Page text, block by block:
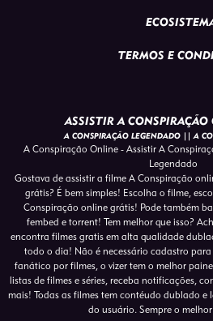
TERMOS E
ASSISTIR A
A CONSPIRAÇÃO LEGENDADO || A
A Conspiração Online - Assistir A
Legendado
Gostava de assistir a filme A Conspiração
grátis? É bem simples! Escolha o filme,
Conspiração online grátis! Pode também
fembed e torrent! Tem melhor que isso?
encontra filmes gratis em alta qualidade
todo o dia! Não é necessário cadastro para
fanático por filmes, o vizer tem o melhor
listas de filmes e séries, receba notificações,
mais! Todas as filmes tem contéudo dublado e
do usuário. Sempre o